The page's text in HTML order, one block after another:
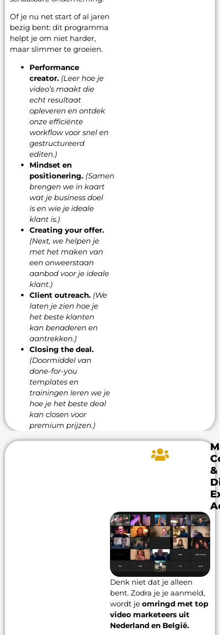
Of je nu net start of al jaren
bezig bent: dit programma
helpt je om niet harder,
maar slimmer te groeien.
Performance
creator. (Leer hoe je
video’s maakt die
echt resultaat
opleveren en ontdek
onze efficiënte
workflow voor snel en
gestructureerd
editen.)
Mindset en
positionering. (Samen
brengen we in kaart
wat je business doel
is en wie je ideale
klant is.)
Creating your offer.
(Next, we helpen je
met het maken van
een onweerstaan
aanbod voor je ideale
klant.)
Client outreach. (We
laten je zien hoe je
het beste klanten
kan benaderen en
aantrekken.)
Closing the deal.
(Doormiddel van
done-for-you
templates en
trainingen leren we je
hoe je het beste deal
kan closen voor
premium prijzen.)
&
Denk niet dat je alleen
bent. Zodra je je aanmeld,
wordt je omringd met top
video marketeers uit
Nederland en België.